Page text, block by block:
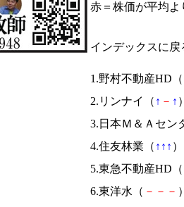
赤＝株価が平均
インデックスに戻
1.野村不動産HD（
2.リンナイ（ ↑ － ↑
3.日本Ｍ＆Ａセン
4.住友林業（ ↑ ↑ ↑
5.東急不動産HD（
6.東洋水（ － － －